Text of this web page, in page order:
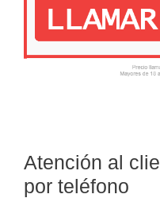
Atención al
por teléfono